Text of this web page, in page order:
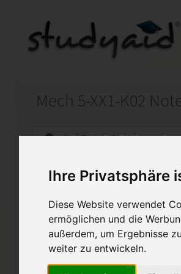
Ihre Privatsphäre
Diese Website verwendet
ermöglichen und die
außerdem, um Ergebnisse
weiter zu entwickeln.
Mech 5-XX1-K02
Auf StudyAid.de
Startseite Abitur und Hochschule
Mech 5-
ILS
Note 1+